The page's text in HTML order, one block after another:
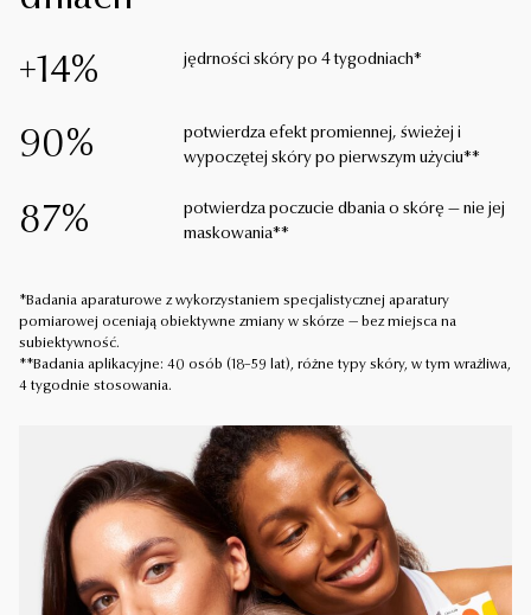
+14% jędrności skóry po 4 tygodniach*
90%
potwierdza efekt promiennej, świeżej i
wypoczętej skóry po pierwszym użyciu**
87%
potwierdza poczucie dbania o skórę — nie jej
maskowania**
*Badania aparaturowe z wykorzystaniem specjalistycznej aparatury
pomiarowej oceniają obiektywne zmiany w skórze — bez miejsca na
subiektywność.
**Badania aplikacyjne: 40 osób (18–59 lat), różne typy skóry, w tym wrażliwa,
4 tygodnie stosowania.